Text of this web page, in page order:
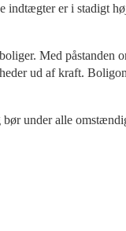
er i stadigt
Med påstanden
ud af kraft.
under alle